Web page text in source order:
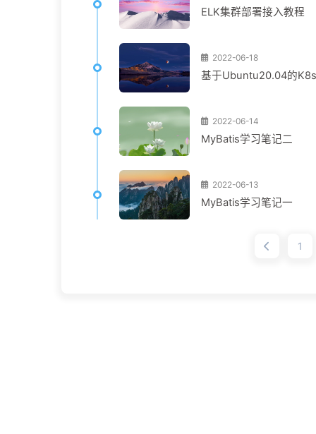
ELK集群部署接入教程
2022-06-18
基于Ubuntu20.04的
2022-06-14
MyBatis学习笔记二
2022-06-13
MyBatis学习笔记一
1